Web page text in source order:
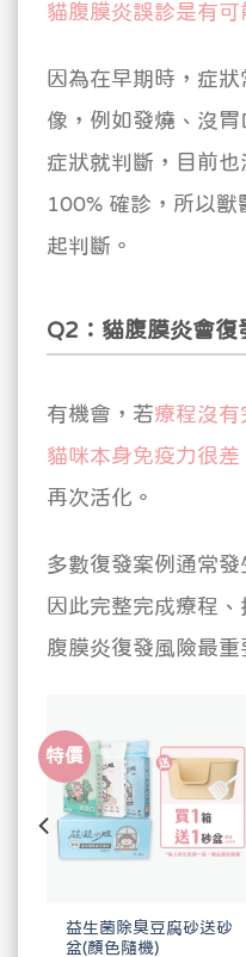
貓腹膜炎誤診是有可
因為在早期時，症
像，例如發燒、沒
症狀就判斷，目前
100% 確診，所以獸
起判斷。
Q2：貓腹膜炎會復
有機會，若療程沒有
貓咪本身免疫力很差
再次活化。
多數復發案例通常發
因此完整完成療程
腹膜炎復發風險最重
特價
益生菌除臭豆腐砂送砂
盆(顏色隨機)